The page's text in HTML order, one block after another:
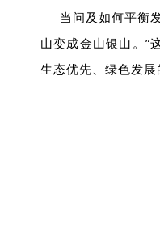
当问及如何平衡
山变成金山银山。”
生态优先、绿色发展